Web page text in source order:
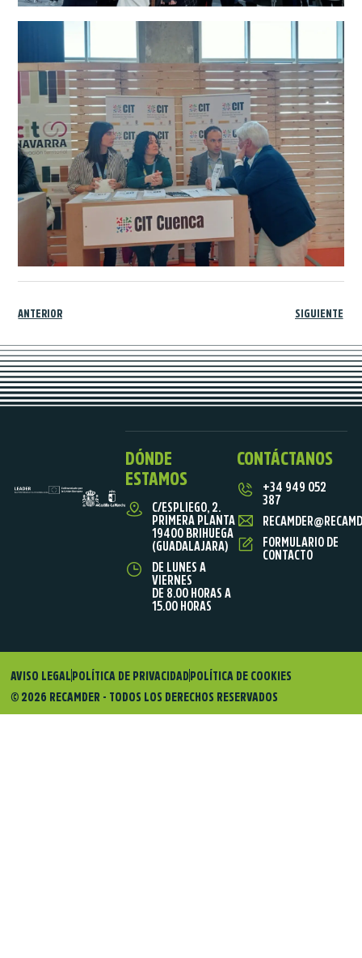
ANTERIOR SIGUIENTE
DÓNDE
ESTAMOS
C/ESPLIEGO, 2.
PRIMERA PLANTA
19400 BRIHUEGA
(GUADALAJARA)
DE LUNES A
VIERNES
DE 8.00 HORAS A
15.00 HORAS
CONTÁCTANOS
+34 949 052
387
FORMULARIO DE
CONTACTO
© 2026 RECAMDER - TODOS LOS DERECHOS RESERVADOS
AVISO LEGAL POLÍTICA DE PRIVACIDAD POLÍTICA DE COOKIES